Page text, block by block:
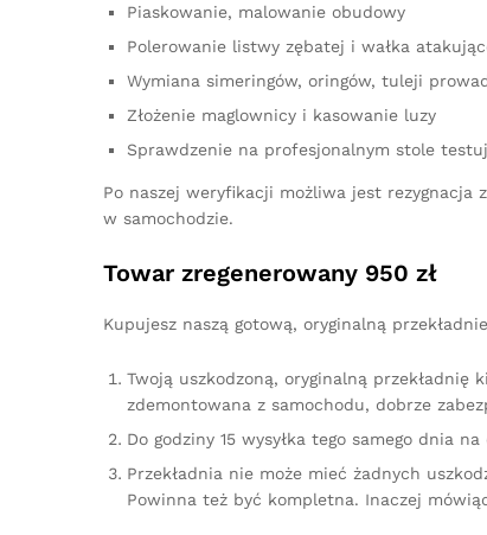
Piaskowanie, malowanie obudowy
Polerowanie listwy zębatej i wałka
Wymiana simeringów, oringów, tuleji
Złożenie maglownicy i kasowanie luzy
Sprawdzenie na profesjonalnym stole
Po naszej weryfikacji możliwa jest rezygnacja
w samochodzie.
Towar zregenerowany 950 zł
Kupujesz naszą gotową, oryginalną
Twoją uszkodzoną, oryginalną
zdemontowana z samochodu, dobrze
Do godziny 15 wysyłka tego samego dnia
Przekładnia nie może mieć żadnych
Powinna też być kompletna. Inaczej